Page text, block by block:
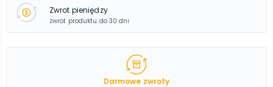
Zwrot pieniędzy
zwrot produktu do 30 dni
Darmowe zwroty